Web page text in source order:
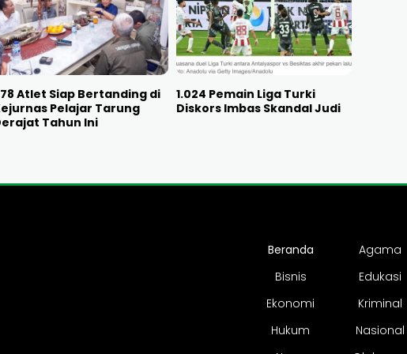
Atlet Siap Bertanding di
Pelajar Tarung
Tahun Ini
1.024 Pemain Liga Turki
Diskors Imbas Skandal Judi
Beranda
Agama
Bisnis
Edukasi
Ekonomi
Kriminal
Hukum
Nasional